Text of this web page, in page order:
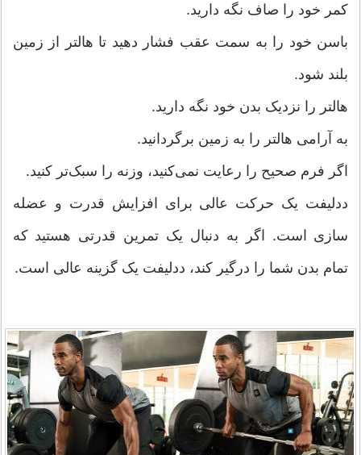
کمر خود را صاف نگه دارید.
باسن خود را به سمت عقب فشار دهید تا هالتر از زمین
بلند شود.
هالتر را نزدیک بدن خود نگه دارید.
به آرامی هالتر را به زمین برگردانید.
اگر فرم صحیح را رعایت نمی‌کنید، وزنه را سبک‌تر کنید.
ددلیفت یک حرکت عالی برای افزایش قدرت و عضله
سازی است. اگر به دنبال یک تمرین قدرتی هستید که
تمام بدن شما را درگیر کند، ددلیفت یک گزینه عالی است.